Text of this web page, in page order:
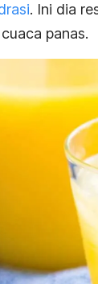
. Ini dia
panas.